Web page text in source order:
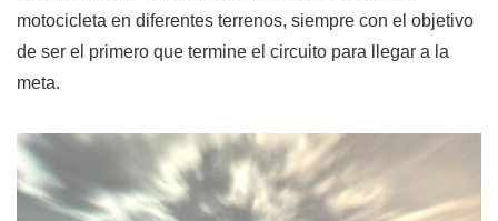
motocicleta en diferentes terrenos, siempre con el objetivo
de ser el primero que termine el circuito para llegar a la
meta.